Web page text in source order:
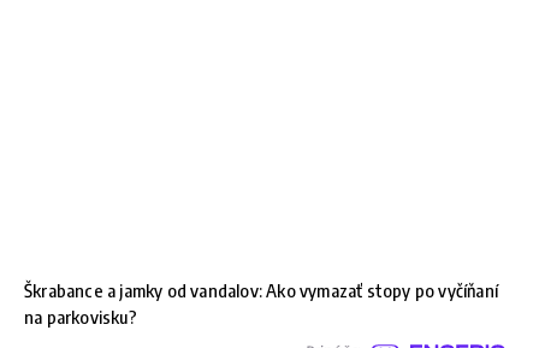
Škrabance a jamky od vandalov: Ako vymazať stopy po vyčíňaní
na parkovisku?